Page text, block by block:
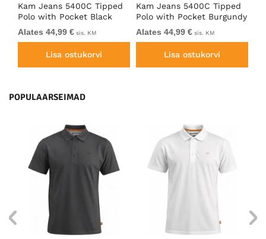
Kam Jeans 5400C Tipped
Polo with Pocket Black
Alates 44,99 € sis. KM
Lisa ostukorvi
Kam Jeans 5400C Tipped
Polo with Pocket Burgundy
Alates 44,99 € sis. KM
Lisa ostukorvi
POPULAARSEIMAD